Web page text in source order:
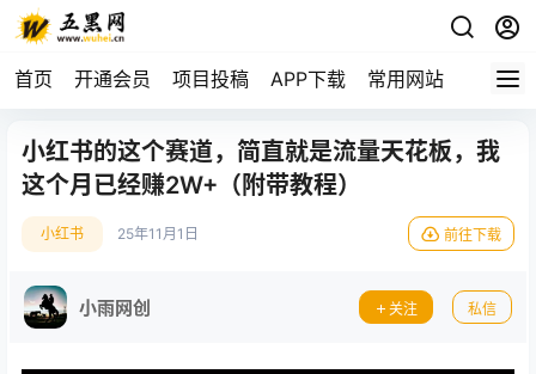
首页 开通会员 项目投稿 APP下载 常用网站
小红书的这个赛道，简直就是流量天花板，我
这个月已经赚2W+（附带教程）
小红书 25年11月1日 前往下载
小雨网创 关注 私信